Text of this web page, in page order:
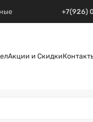
+7(926)
Акции и Скидки